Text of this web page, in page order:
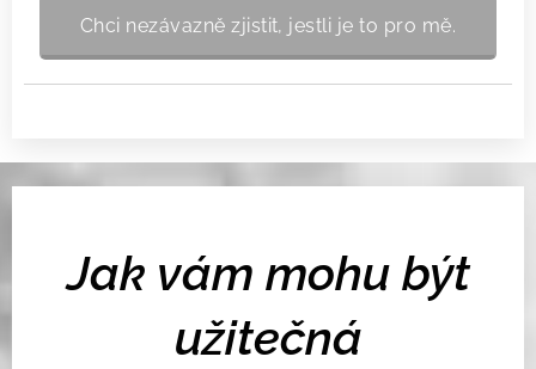
Chci nezávazně zjistit, jestli je to pro mě.
Jak vám mohu být
užitečná